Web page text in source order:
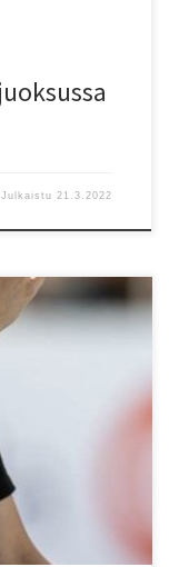
Julkaistu 21.3.2022
SM-
kolme Suomen
Suomen
myös
Vantaan Salamien
Tapioiden Helena
[…]